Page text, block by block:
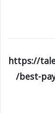
https://
/best-